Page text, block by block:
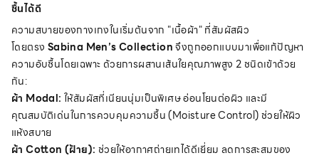
ชื้นได้ดี
ความสบายของกางเกงในเริ่มต้นจาก "เนื้อผ้า" ที่สัมผัสผิว
โดยตรง Sabina Men’s Collectionจึงถูกออกแบบมาเพื่อแก้ปัญหา
ความอับชื้นโดยเฉพาะ ด้วยการผสานเส้นใยคุณภาพสูง 2 ชนิดเข้าด้วย
กัน:
ผ้า Modal: ให้สัมผัสที่เนียนนุ่มเป็นพิเศษ อ่อนโยนต่อผิว และมี
คุณสมบัติเด่นในการควบคุมความชื้น (Moisture Control) ช่วยให้ผิว
แห้งสบาย
ผ้า Cotton (ฝ้าย): ช่วยให้อากาศถ่ายเทได้ดีเยี่ยม ลดการสะสมของ